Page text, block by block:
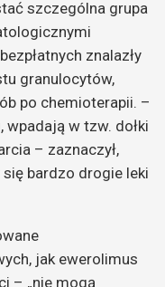
szczególna grupa
znalazły
granulocytów,
po chemioterapii. –
wpadają w tzw. dołki
– zaznaczył,
się bardzo drogie leki
jak ewerolimus
– „nie mogą